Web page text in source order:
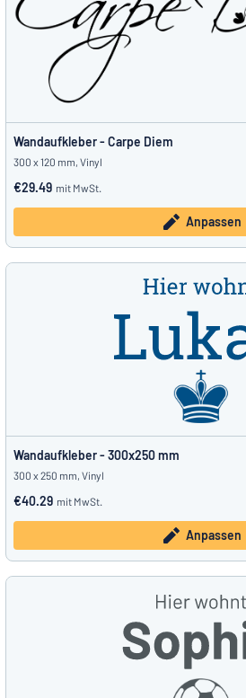
Privat Firma
Wandaufkleber - Carpe Diem
300 x 120 mm, Vinyl
€29.49 mit MwSt.
Anpassen
Wandaufkleber - 300x250 mm
300 x 250 mm, Vinyl
€40.29 mit MwSt.
Anpassen